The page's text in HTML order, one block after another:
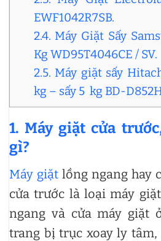
EWF1042R7SB.
2.4. Máy Giặt Sấy
Kg WD95T4046CE / SV.
2.5. Máy giặt sấy
kg – sấy 5 kg BD-
1. Máy giặt cửa
gì?
Máy giặt lồng ngang hay
cửa trước là loại máy
ngang và cửa máy giặt
trang bị trục xoay ly